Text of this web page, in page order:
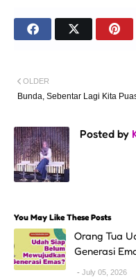
OLDER
Bunda, Sebentar Lagi Kita
Posted by
You May Like These Posts
Orang Tua
Generasi
July 05, 2026